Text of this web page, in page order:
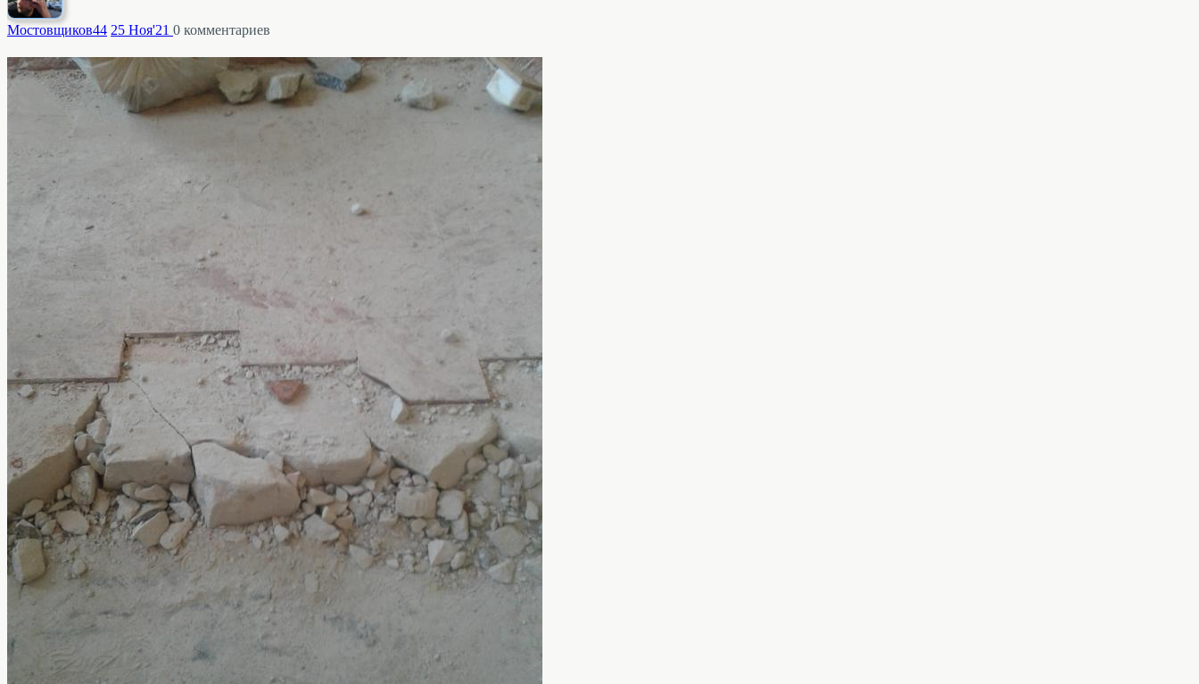
Мостовщиков44 25 Ноя'21 0 комментариев